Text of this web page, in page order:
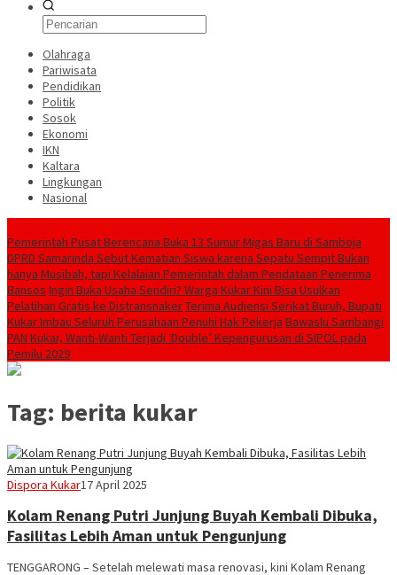
Olahraga
Pariwisata
Pendidikan
Politik
Sosok
Ekonomi
IKN
Kaltara
Lingkungan
Nasional
Pemerintah Pusat Berencana Buka 13 Sumur Migas Baru di Samboja
DPRD Samarinda Sebut Kematian Siswa karena Sepatu Sempit Bukan
hanya Musibah, tapi Kelalaian Pemerintah dalam Pendataan Penerima
Bansos Ingin Buka Usaha Sendiri? Warga Kukar Kini Bisa Usulkan
Pelatihan Gratis ke DistransnakerTerima Audiensi Serikat Buruh, Bupati
Kukar Imbau Seluruh Perusahaan Penuhi Hak Pekerja Bawaslu Sambangi
PAN Kukar, Wanti-Wanti Terjadi ‘Double’ Kepengurusan di SIPOL pada
Pemilu 2029
Tag: berita kukar
Dispora KukarRedaksi
17 April 2025
Kolam Renang Putri Junjung Buyah Kembali Dibuka,
Fasilitas Lebih Aman untuk Pengunjung
TENGGARONG – Setelah melewati masa renovasi, kini Kolam Renang